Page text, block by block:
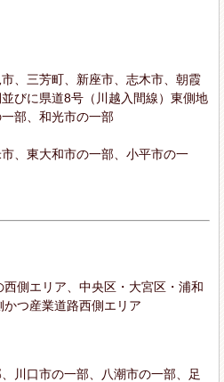
、三芳町、新座市、志木市、朝霞
びに県道8号（川越入間線）東側地
部、和光市の一部
、東大和市の一部、小平市の一
側エリア、中央区・大宮区・浦和
つ産業道路西側エリア
川口市の一部、八潮市の一部、足